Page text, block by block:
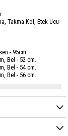
Takma Kol, Etek Ucu
- 95cm.
Bel - 52 cm.
Bel - 54 cm.
Bel - 56 cm.